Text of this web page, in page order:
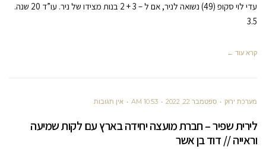
עדי לוי סקופ (49) נשואה לניר, אם ל – 3 + 2 בנות מצידו של ניר. עו”ד 20 שנה.
3.5
קרא עוד ←
מערכת ירוק ספטמבר 22, 2022 10:53 AM אין תגובות
לירית שפיר – חברת מועצה יחידה בארץ עם לקות שמיעה
וראייה // דוד בן אשר